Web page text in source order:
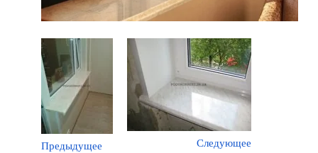
Предыдущее Следующее